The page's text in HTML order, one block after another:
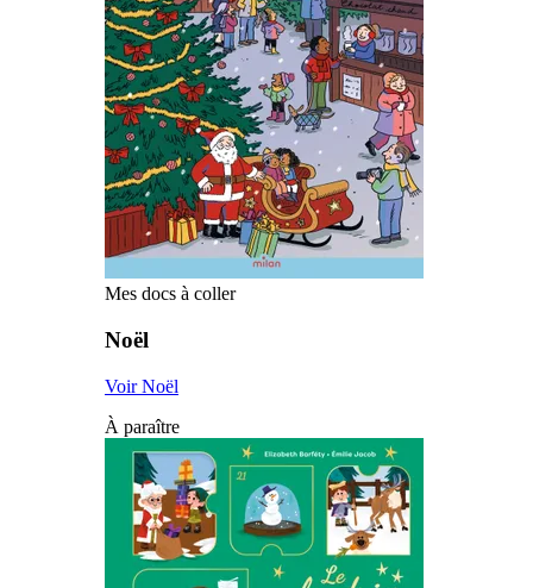
Mes docs à coller
Noël
Voir Noël
À paraître